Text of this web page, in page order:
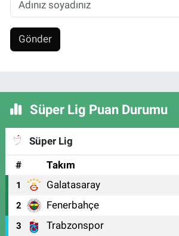
Gönder
Süper Lig Puan Durumu
Süper Lig
#
Takım
1 Galatasaray
2 Fenerbahçe
3 Trabzonspor